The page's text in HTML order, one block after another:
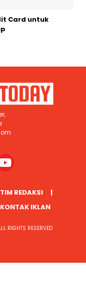
Card untuk
TIM REDAKSI
KONTAK IKLAN
RIGHTS RESERVED